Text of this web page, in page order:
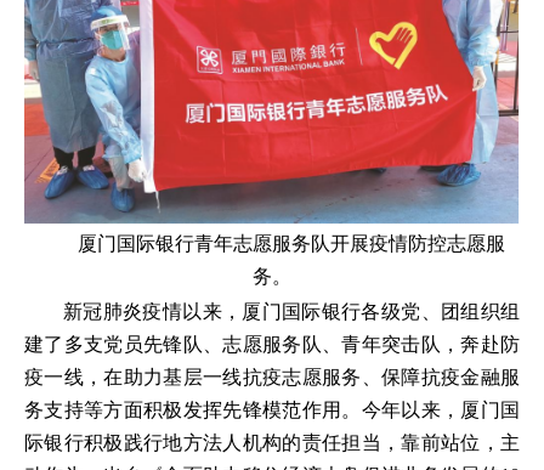
厦门国际银行青年志愿服务队开展疫情防控志愿服
务。
新冠肺炎疫情以来，厦门国际银行各级党、团组织组
建了多支党员先锋队、志愿服务队、青年突击队，奔赴防
疫一线，在助力基层一线抗疫志愿服务、保障抗疫金融服
务支持等方面积极发挥先锋模范作用。今年以来，厦门国
际银行积极践行地方法人机构的责任担当，靠前站位，主